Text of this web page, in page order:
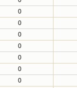
0
0
0
0
0
0
0